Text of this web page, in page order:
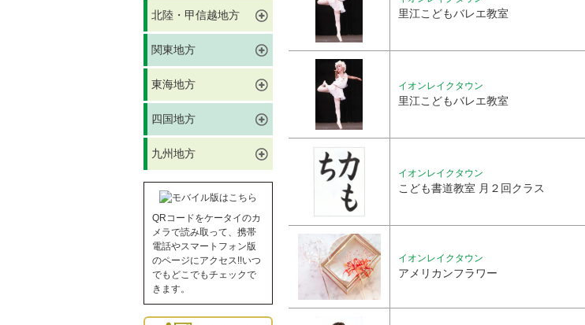
北陸・甲信越地方
関東地方
東海地方
四国地方
九州地方
QRコードをケータイのカ
メラで読み取って、携帯
電話やスマートフォン版
のページにアクセス!!いつ
でもどこでもチェックで
きます。
里江こどもバレエ教室
イオンレイクタウン
里江こどもバレエ教室
イオンレイクタウン
こども書道教室 月２回クラス
イオンレイクタウン
アメリカンフラワー